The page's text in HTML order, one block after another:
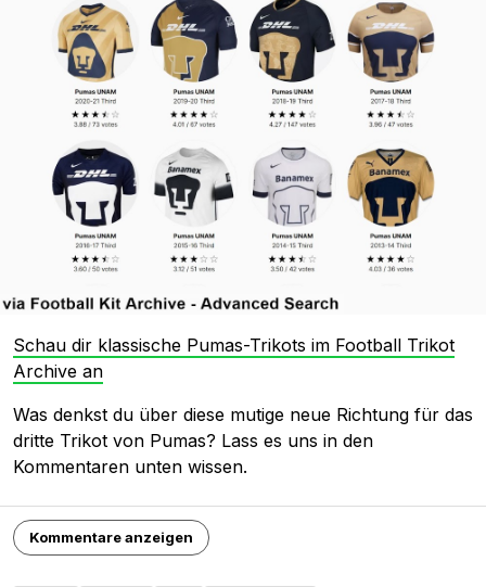
Schau dir klassische Pumas-Trikots im Football Trikot
Archive an
Was denkst du über diese mutige neue Richtung für das
dritte Trikot von Pumas? Lass es uns in den
Kommentaren unten wissen.
Kommentare anzeigen